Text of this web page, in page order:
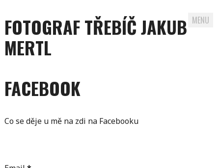
FOTOGRAF TŘEBÍČ JAKUB
MERTL
MENU
FACEBOOK
Co se děje u mě na zdi na Facebooku